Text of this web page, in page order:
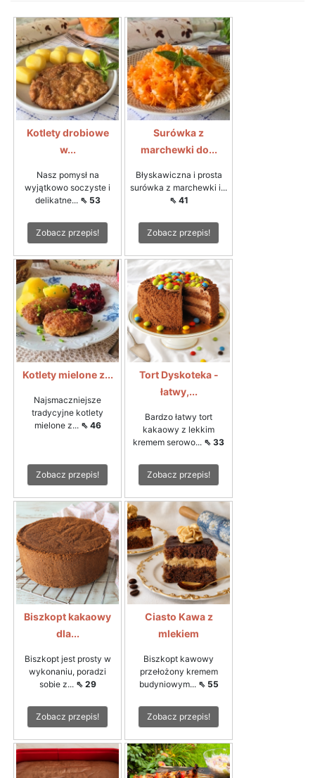
Kotlety drobiowe
w...
Nasz pomysł na
wyjątkowo soczyste i
delikatne... ⇖ 53
Zobacz przepis!
Surówka z
marchewki do...
Błyskawiczna i prosta
surówka z marchewki i...
⇖ 41
Zobacz przepis!
Kotlety mielone z...
Najsmaczniejsze
tradycyjne kotlety
mielone z... ⇖ 46
Zobacz przepis!
Tort Dyskoteka -
łatwy,...
Bardzo łatwy tort
kakaowy z lekkim
kremem serowo... ⇖ 33
Zobacz przepis!
Biszkopt kakaowy
dla...
Biszkopt jest prosty w
wykonaniu, poradzi
sobie z... ⇖ 29
Zobacz przepis!
Ciasto Kawa z
mlekiem
Biszkopt kawowy
przełożony kremem
budyniowym... ⇖ 55
Zobacz przepis!